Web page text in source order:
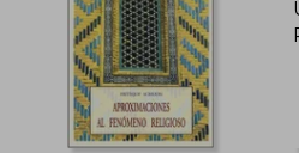
45%
dcto. $ 30.79